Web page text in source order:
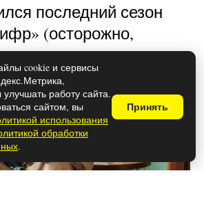
последний сезон
(осторожно,
cookie и сервисы
работу сайта.
сайтом, вы
использования
обработки
.
Принять